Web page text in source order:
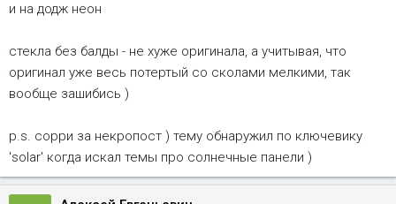
и на додж неон
стекла без балды - не хуже оригинала, а учитывая, что
оригинал уже весь потертый со сколами мелкими, так
вообще зашибись )
p.s. сорри за некропост ) тему обнаружил по ключевику
'solar' когда искал темы про солнечные панели )